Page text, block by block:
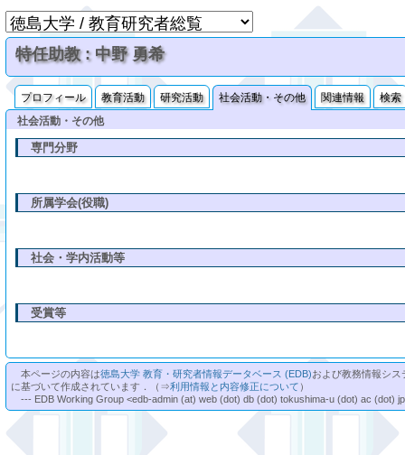
特任助教 : 中野 勇希
プロフィール 教育活動 研究活動 社会活動・その他 関連情報
検索
社会活動・その他
専門分野
所属学会(役職)
社会・学内活動等
受賞等
本ページの内容は徳島大学 教育・研究者情報データベース (EDB)および教務情報シ
に基づいて作成されています．（⇒利用情報と内容修正について ）
--- EDB Working Group <edb-admin (at) web (dot) db (dot) tokushima-u (dot) ac (dot)